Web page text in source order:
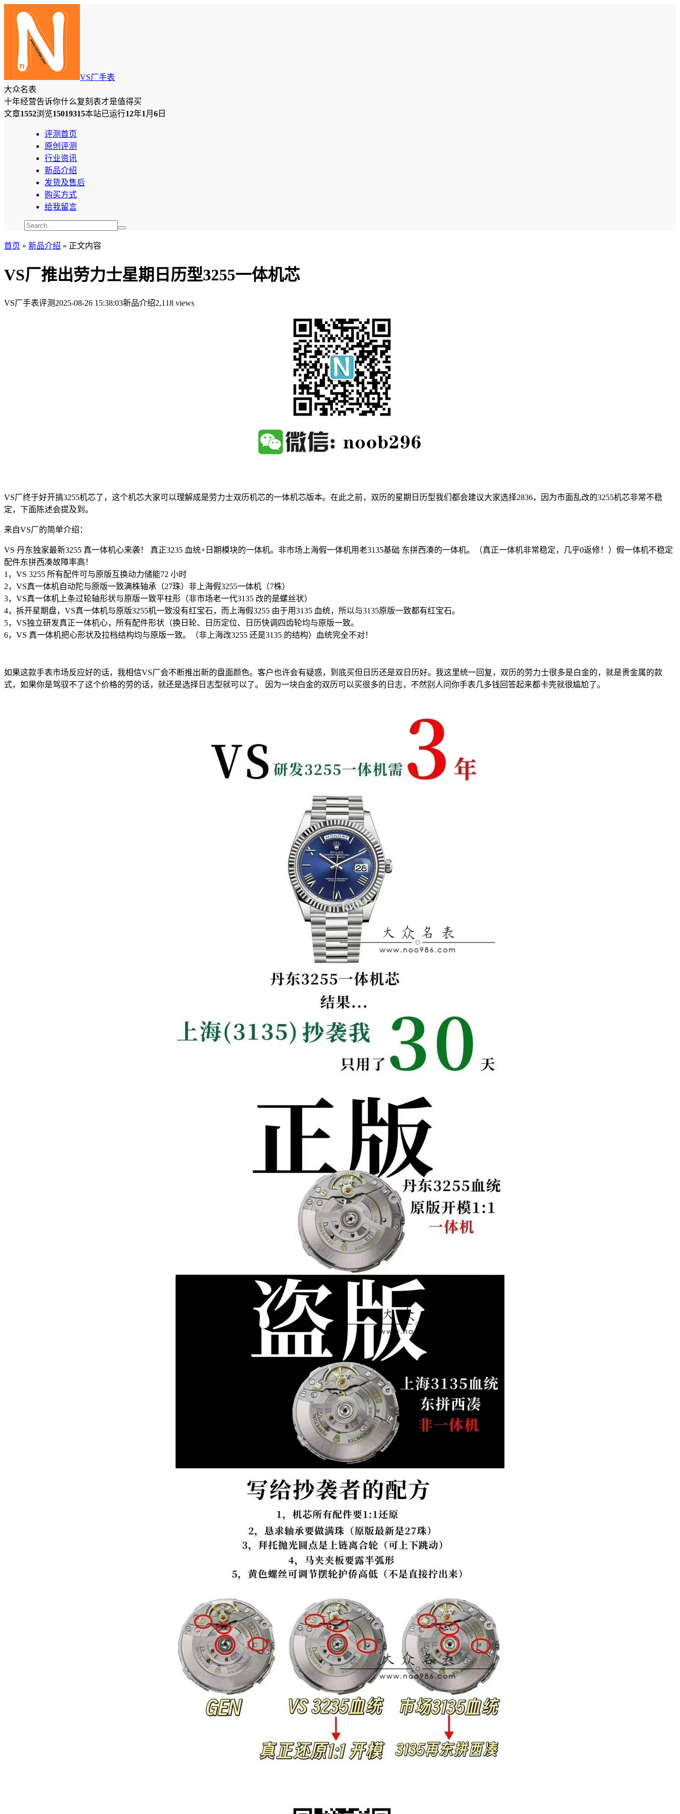
VS厂手表
大众名表
十年经营告诉你什么复刻表才是值得买
文章1552浏览15019315本站已运行12年1 月 6 日
评测首页
原创评测
行业资讯
新品介绍
发货及售后
购买方式
给我留言
首页 » 新品介绍 » 正文内容
VS厂推出劳力士星期日历型3255一体机芯
VS厂手表评测 2025-08-26 15:38:03新品介绍2,118 views
VS厂终于好开搞3255机芯了，这个机芯大家可以理解成是劳力士双历机芯的一体机芯版本。在此之前，双历的星期日历型我们都会建议大家选择2836，因为市面乱改的3255机芯非常不稳
定，下面陈述会提及到。
来自VS厂的简单介绍：
VS 丹东独家最新3255 真一体机心来袭！ 真正3235 血统+日期模块的一体机。非市场上海假一体机用老3135基础 东拼西凑的一体机。（真正一体机非常稳定，几乎0返修！）假一体机不稳定
配件东拼西凑故障率高！
1，VS 3255 所有配件可与原版互换动力储能72 小时
2，VS真一体机自动陀与原版一致满株轴承（27珠）非上海假3255一体机（7株）
3，VS真一体机上条过轮轴形状与原版一致平柱形（非市场老一代3135 改的是螺丝状）
4，拆开星期盘，VS真一体机与原版3255机一致没有红宝石，而上海假3255 由于用3135 血统，所以与3135原版一致都有红宝石。
5，VS独立研发真正一体机心，所有配件形状（换日轮、日历定位、日历快调四齿轮均与原版一致。
6，VS 真一体机把心形状及拉档结构均与原版一致。（非上海改3255 还是3135 的结构）血统完全不对！
如果这款手表市场反应好的话，我相信VS厂会不断推出新的盘面颜色。客户也许会有疑惑，到底买但日历还是双日历好。我这里统一回复，双历的劳力士很多是白金的，就是贵金属的款
式，如果你是驾驭不了这个价格的劳的话，就还是选择日志型就可以了。 因为一块白金的双历可以买很多的日志，不然别人问你手表几多钱回答起来都卡壳就很尴尬了。